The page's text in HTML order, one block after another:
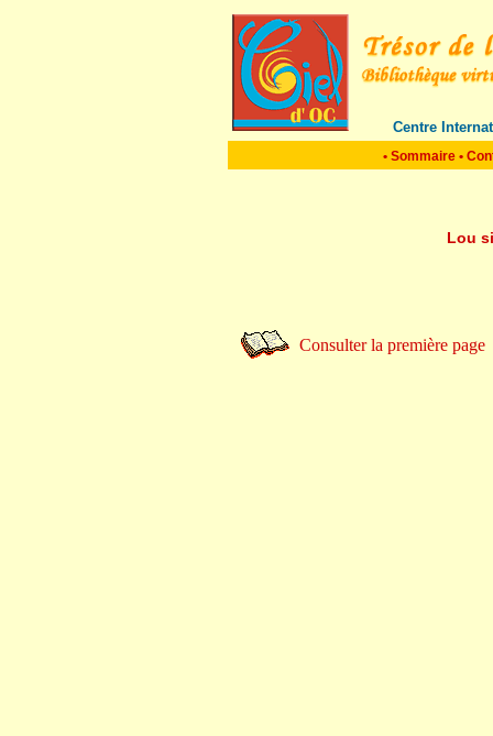
Centre
• Sommaire •
Lou
Consulter la première page